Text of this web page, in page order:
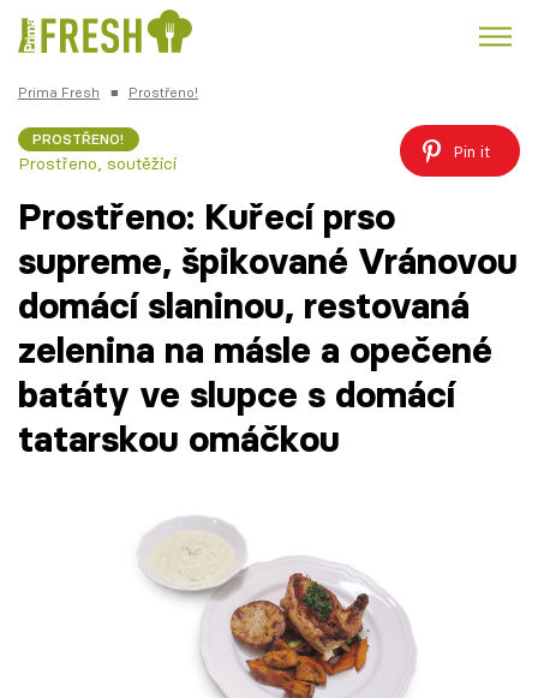
Česká kuchyně
Témata
Recepty
Články
Škola vaření
Speciál: Cuketa
Prima Fresh ■ Prostřeno!
PROSTŘENO!
Prostřeno, soutěžící
Pin it
Prostřeno: Kuřecí prso
supreme, špikované Vránovou
domácí slaninou, restovaná
zelenina na másle a opečené
batáty ve slupce s domácí
tatarskou omáčkou